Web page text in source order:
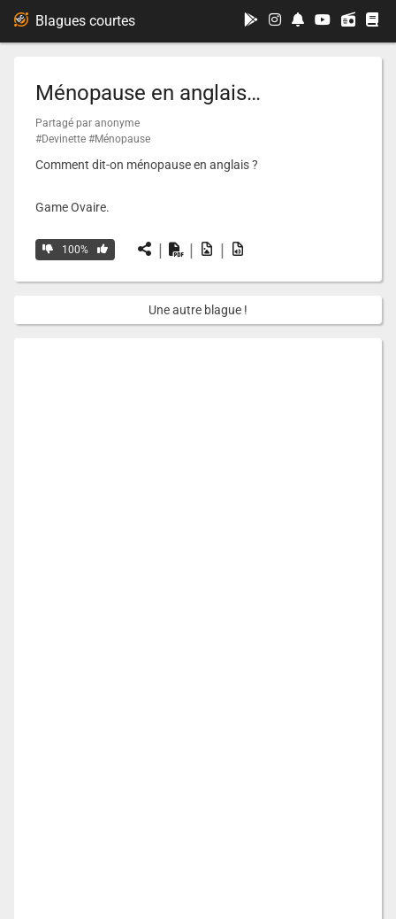
Ménopause en anglais…
Partagé par anonyme
#Devinette #Ménopause
Comment dit-on ménopause en anglais ?
Game Ovaire.
100% | | |
Une autre blague !
Blagues courtes